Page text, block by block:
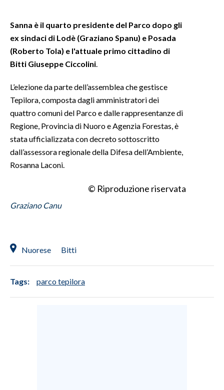
NOTIZIE
EVENTI
#CARAUNIONE
3 MINUTI CON
INSULARITÀ
ABBONATI
ANNUNCI
SPIAGGE
Sanna è il quarto presidente del Parco dopo gli
ex sindaci di Lodè (Graziano Spanu) e Posada
(Roberto Tola) e l'attuale primo cittadino di
Bitti Giuseppe Ciccolini
L’elezione da parte dell’assemblea che gestisce
Tepilora, composta dagli amministratori dei
quattro comuni del Parco e dalle rappresentanze di
Regione, Provincia di Nuoro e Agenzia Forestas, è
stata ufficializzata con decreto sottoscritto
dall’assessora regionale della Difesa dell’Ambiente,
Rosanna Laconi.
© Riproduzione riservata
Graziano Canu
Nuorese Bitti
Tags: parco tepilora